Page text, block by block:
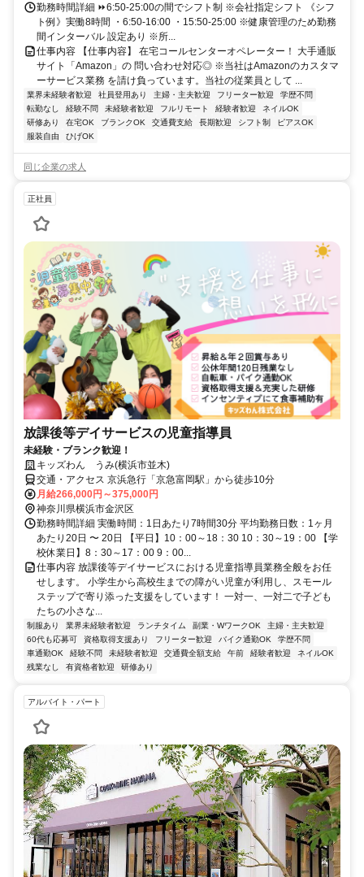
勤務時間詳細 ⏩6:50-25:00の間でシフト制 ※会社指定シフト 《シフ
ト例》実働8時間 ・6:50-16:00 ・15:50-25:00 ※健康管理のため勤務
間インターバル 設定あり ※所...
仕事内容 【仕事内容】 在宅コールセンターオペレーター！ 大手通販
サイト「Amazon」の 問い合わせ対応◎ ※当社はAmazonのカスタマ
ーサービス業務 を請け負っています。当社の従業員として ...
業界未経験者歓迎 社員登用あり 主婦・主夫歓迎 フリーター歓迎
学歴不問
転勤なし
経験不問 未経験者歓迎 フルリモート 経験者歓迎
ネイルOK
研修あり
在宅OK ブランクOK 交通費支給 長期歓迎 シフト制
ピアスOK
服装自由
ひげOK
同じ企業の求人
正社員
放課後等デイサービスの児童指導員
未経験・ブランク歓迎！
キッズわん うみ(横浜市並木)
交通・アクセス 京浜急行「京急富岡駅」から徒歩10分
月給266,000円～375,000円
神奈川県横浜市金沢区
勤務時間詳細 実働時間：1日あたり7時間30分 平均勤務日数：1ヶ月
あたり20日 〜 20日 【平日】10：00～18：30 10：30～19：00 【学
校休業日】8：30～17：00 9：00...
仕事内容 放課後等デイサービスにおける児童指導員業務全般をお任
せします。 小学生から高校生までの障がい児童が利用し、スモール
ステップで寄り添った支援をしています！ 一対一、一対二で子ども
たちの小さな...
制服あり 業界未経験者歓迎 ランチタイム 副業・WワークOK
主婦・主夫歓迎
60代も応募可
資格取得支援あり フリーター歓迎 バイク通勤OK
学歴不問
車通勤OK
経験不問 未経験者歓迎 交通費全額支給 午前 経験者歓迎
ネイルOK
残業なし
有資格者歓迎 研修あり
アルバイト・パート